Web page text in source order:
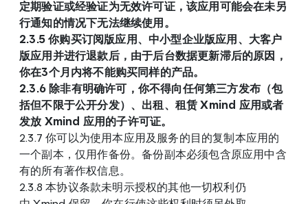
定期验证或经验证为无效许可证，该应用可能会在未另
行通知的情况下无法继续使用。
2.3.5 你购买订阅版应用、中小型企业版应用、大客户
版应用并进行退款后，由于后台数据更新滞后的原因，
你在3个月内将不能购买同样的产品。
2.3.6 除非有明确许可，你不得向任何第三方发布（包
括但不限于公开分发）、出租、租赁 Xmind 应用或者
发放 Xmind 应用的子许可证。
2.3.7 你可以为使用本应用及服务的目的复制本应用的
一个副本，仅用作备份。备份副本必须包含原应用中含
有的所有著作权信息。
2.3.8 本协议条款未明示授权的其他一切权利仍